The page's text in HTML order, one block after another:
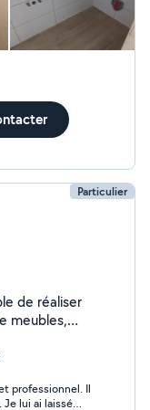
Particulier
meubles,
petite
les situations
zéro